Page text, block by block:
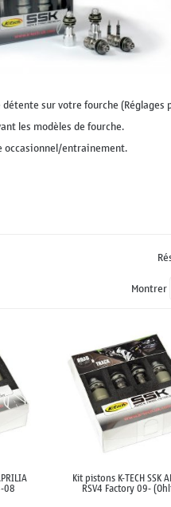
sur votre fourche
les modèles de fourche.
occasionnel/entrainement.
Montrer
08
Kit pistons K-TECH SSK
RSV4 Factory 09-